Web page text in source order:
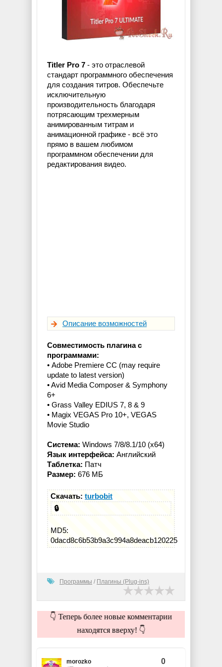
Titler Pro 7 - это отраслевой
стандарт программного обеспечения
для создания титров. Обеспечьте
исключительную
производительность благодаря
потрясающим трехмерным
анимированным титрам и
анимационной графике - всё это
прямо в вашем любимом
программном обеспечении для
редактирования видео.
Описание возможностей
Совместимость плагина с
программами:
• Adobe Premiere CC (may require
update to latest version)
• Avid Media Composer & Symphony
6+
• Grass Valley EDIUS 7, 8 & 9
• Magix VEGAS Pro 10+, VEGAS
Movie Studio
Система: Windows 7/8/8.1/10 (x64)
Язык интерфейса: Английский
Таблетка: Патч
Размер: 676 МБ
Скачать:turbobit
🔒
MD5:
0dacd8c6b53b9a3c994a8deacb120225
Программы / Плагины (Plug-ins)
👇 Теперь более новые комментарии
находятся вверху! 👇
morozko 0